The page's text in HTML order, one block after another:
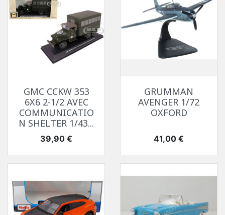
GMC CCKW 353
6X6 2-1/2 AVEC
COMMUNICATIO
N SHELTER 1/43...
Prix
39,90 €
GRUMMAN
AVENGER 1/72
OXFORD
Prix
41,00 €